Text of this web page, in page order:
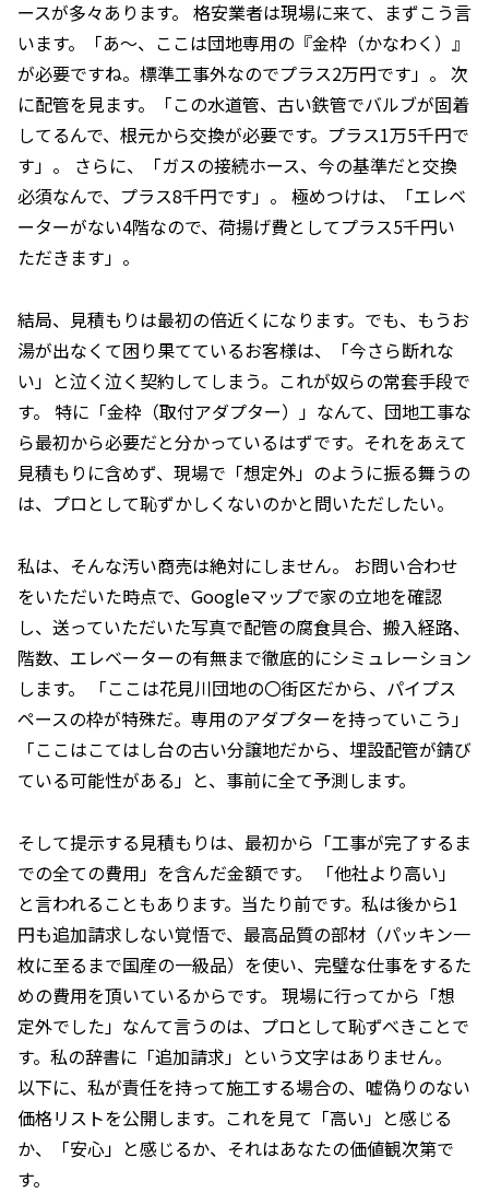
ースが多々あります。 格安業者は現場に来て、まずこう言
います。「あ〜、ここは団地専用の『金枠（かなわく）』
が必要ですね。標準工事外なのでプラス2万円です」。 次
に配管を見ます。「この水道管、古い鉄管でバルブが固着
してるんで、根元から交換が必要です。プラス1万5千円で
す」。 さらに、「ガスの接続ホース、今の基準だと交換
必須なんで、プラス8千円です」。 極めつけは、「エレベ
ーターがない4階なので、荷揚げ費としてプラス5千円い
ただきます」。
結局、見積もりは最初の倍近くになります。でも、もうお
湯が出なくて困り果てているお客様は、「今さら断れな
い」と泣く泣く契約してしまう。これが奴らの常套手段で
す。 特に「金枠（取付アダプター）」なんて、団地工事な
ら最初から必要だと分かっているはずです。それをあえて
見積もりに含めず、現場で「想定外」のように振る舞うの
は、プロとして恥ずかしくないのかと問いただしたい。
私は、そんな汚い商売は絶対にしません。 お問い合わせ
をいただいた時点で、Googleマップで家の立地を確認
し、送っていただいた写真で配管の腐食具合、搬入経路、
階数、エレベーターの有無まで徹底的にシミュレーション
します。 「ここは花見川団地の〇街区だから、パイプス
ペースの枠が特殊だ。専用のアダプターを持っていこう」
「ここはこてはし台の古い分譲地だから、埋設配管が錆び
ている可能性がある」と、事前に全て予測します。
そして提示する見積もりは、最初から「工事が完了するま
での全ての費用」を含んだ金額です。 「他社より高い」
と言われることもあります。当たり前です。私は後から1
円も追加請求しない覚悟で、最高品質の部材（パッキン一
枚に至るまで国産の一級品）を使い、完璧な仕事をするた
めの費用を頂いているからです。 現場に行ってから「想
定外でした」なんて言うのは、プロとして恥ずべきことで
す。私の辞書に「追加請求」という文字はありません。
以下に、私が責任を持って施工する場合の、嘘偽りのない
価格リストを公開します。これを見て「高い」と感じる
か、「安心」と感じるか、それはあなたの価値観次第で
す。